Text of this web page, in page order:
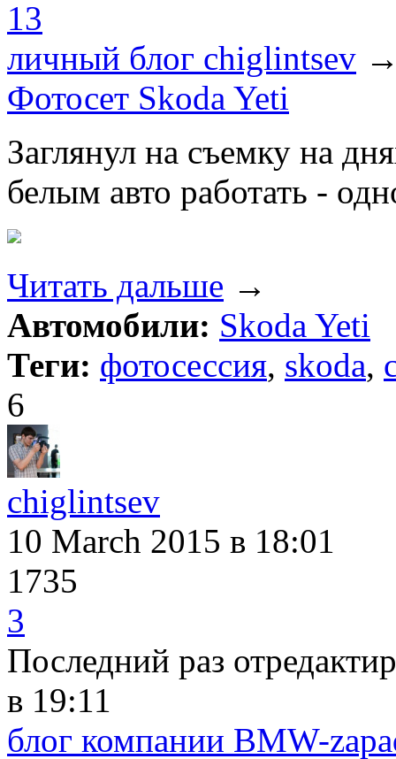
13
личный блог chiglintsev
Фотосет Skoda Yeti
Заглянул на съемку на
белым авто работать -
Читать дальше →
Автомобили: Skoda Yeti
Теги: фотосессия, skoda,
6
chiglintsev
10 March 2015 в 18:01
1735
3
Последний раз
в 19:11
блог компании BMW-